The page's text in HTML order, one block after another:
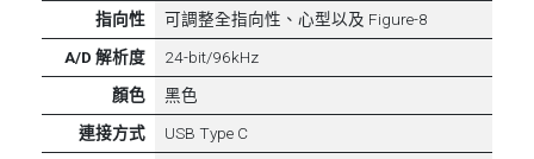
指向性
可調整全指向性、心型以及 Figure-8
A/D 解析度
24-bit/96kHz
顏色
黑色
連接方式
USB Type C